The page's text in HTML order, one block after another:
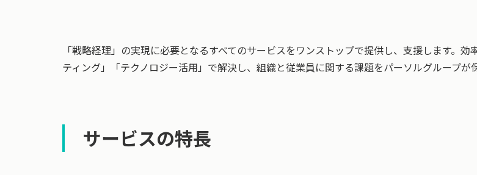
「戦略経理」の実現に必要となるすべてのサービスをワンストップで提供し、支援します。
ティング」「テクノロジー活用」で解決し、組織と従業員に関する課題をパーソルグループが
サービスの特長